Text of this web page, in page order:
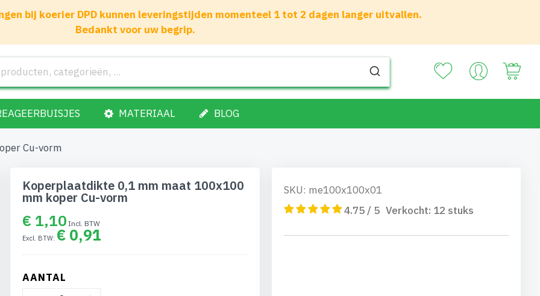
bij koerier DPD kunnen leveringstijden momenteel 1 tot 2 dagen langer uitvallen.
Bedankt voor uw begrip.
MATERIAAL BLOG
Cu-vorm
Koperplaatdikte 0,1 mm maat 100x100
mm koper Cu-vorm
€ 1,10
€ 0,91
AANTAL
SKU: me100x100x01
4.75 / 5 Verkocht: 12 stuks